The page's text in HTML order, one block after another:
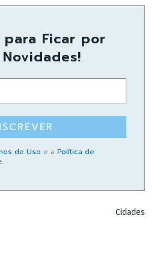
para Ficar por
de Uso e a Política de
Cidades